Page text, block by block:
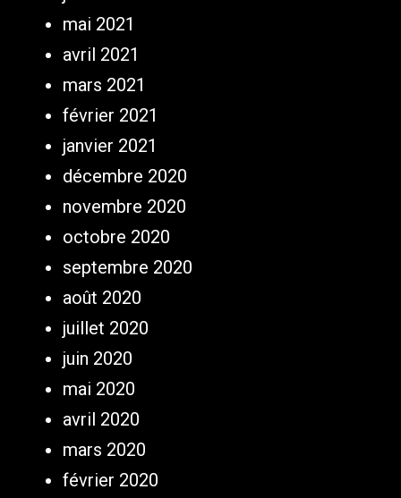
mai 2021
avril 2021
mars 2021
février 2021
janvier 2021
décembre 2020
novembre 2020
octobre 2020
septembre 2020
août 2020
juillet 2020
juin 2020
mai 2020
avril 2020
mars 2020
février 2020